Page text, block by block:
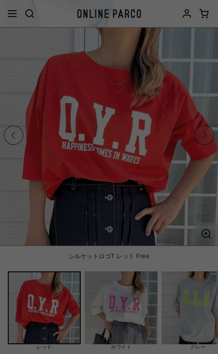
シルケットロゴT レッド Free
レッド ホワイト グレー